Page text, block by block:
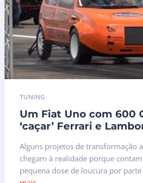
TUNING
Um Fiat Uno com 600
‘caçar’ Ferrari e
Alguns projetos de transformação
chegam à realidade porque
pequena dose de loucura por parte